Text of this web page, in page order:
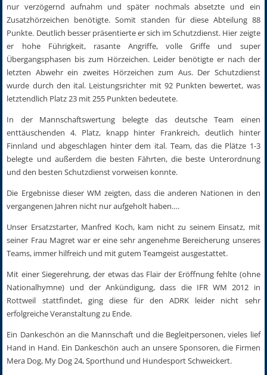
nur verzögernd aufnahm und später nochmals absetzte und ein
Zusatzhörzeichen benötigte. Somit standen für diese Abteilung 88
Punkte. Deutlich besser präsentierte er sich im Schutzdienst. Hier zeigte
er hohe Führigkeit, rasante Angriffe, volle Griffe und super
Übergangsphasen bis zum Hörzeichen. Leider benötigte er nach der
letzten Abwehr ein zweites Hörzeichen zum Aus. Der Schutzdienst
wurde durch den ital. Leistungsrichter mit 92 Punkten bewertet, was
letztendlich Platz 23 mit 255 Punkten bedeutete.
In der Mannschaftswertung belegte das deutsche Team einen
enttäuschenden 4. Platz, knapp hinter Frankreich, deutlich hinter
Finnland und abgeschlagen hinter dem ital. Team, das die Plätze 1-3
belegte und außerdem die besten Fährten, die beste Unterordnung
und den besten Schutzdienst vorweisen konnte.
Die Ergebnisse dieser WM zeigten, dass die anderen Nationen in den
vergangenen Jahren nicht nur aufgeholt haben….
Unser Ersatzstarter, Manfred Koch, kam nicht zu seinem Einsatz, mit
seiner Frau Magret war er eine sehr angenehme Bereicherung unseres
Teams, immer hilfreich und mit gutem Teamgeist ausgestattet.
Mit einer Siegerehrung, der etwas das Flair der Eröffnung fehlte (ohne
Nationalhymne) und der Ankündigung, dass die IFR WM 2012 in
Rottweil stattfindet, ging diese für den ADRK leider nicht sehr
erfolgreiche Veranstaltung zu Ende.
Ein Dankeschön an die Mannschaft und die Begleitpersonen, vieles lief
Hand in Hand. Ein Dankeschön auch an unsere Sponsoren, die Firmen
Mera Dog, My Dog 24, Sporthund und Hundesport Schweickert.